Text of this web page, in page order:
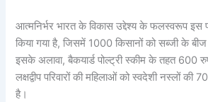
आत्मनिर्भर भारत के विकास उद्देश्य के फलस्वरूप इस
किया गया है, जिसमें 1000 किसानों को सब्जी के
इसके अलावा, बैकयार्ड पोल्ट्री स्कीम के तहत
लक्षद्वीप परिवारों की महिलाओं को स्वदेशी नस्लों की
है।